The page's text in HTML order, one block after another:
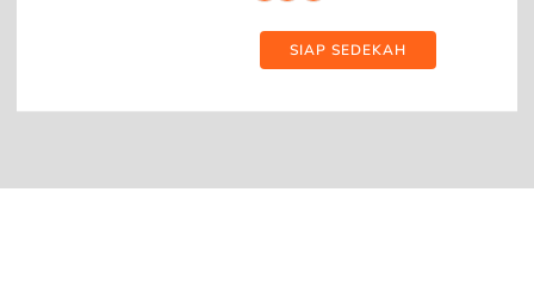
SIAP SEDEKAH